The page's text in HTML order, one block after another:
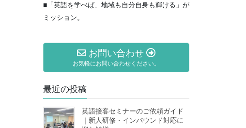
■「英語を学べば、地域も自分自身も輝ける」が
ミッション。
お問い合わせ
お気軽にお問い合わせください。
最近の投稿
英語接客セミナーのご依頼ガイド
｜新人研修・インバウンド対応に